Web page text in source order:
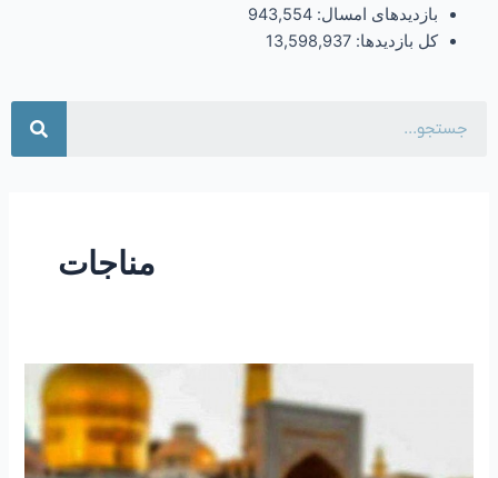
بازدیدهای امسال: 943,554
کل بازدیدها: 13,598,937
مناجات